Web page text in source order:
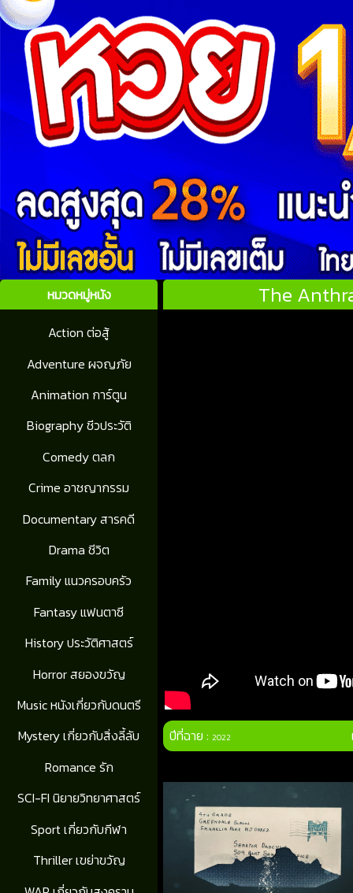
หมวดหมู่หนัง
Action ต่อสู้
Adventure ผจญภัย
Animation การ์ตูน
Biography ชีวประวัติ
Comedy ตลก
Crime อาชญากรรม
Documentary สารคดี
Drama ชีวิต
Family แนวครอบครัว
Fantasy แฟนตาซี
History ประวัติศาสตร์
Horror สยองขวัญ
Music หนังเกี่ยวกับดนตรี
Mystery เกี่ยวกับสิ่งลี้ลับ
Romance รัก
SCI-FI นิยายวิทยาศาสตร์
Sport เกี่ยวกับกีฬา
Thriller เขย่าขวัญ
The
ปีที่ฉาย :2022